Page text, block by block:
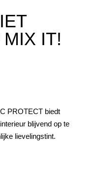
IT!
PROTECT biedt
blijvend op te
lievelingstint.